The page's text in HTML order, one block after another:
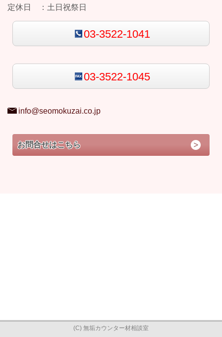
定休日 ： 土日祝祭日
03-3522-1041
03-3522-1045
info@seomokuzai.co.jp
お問合せはこちら
(C) 無垢カウンター材相談室